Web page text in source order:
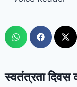
स्वतंत्रता दिवस